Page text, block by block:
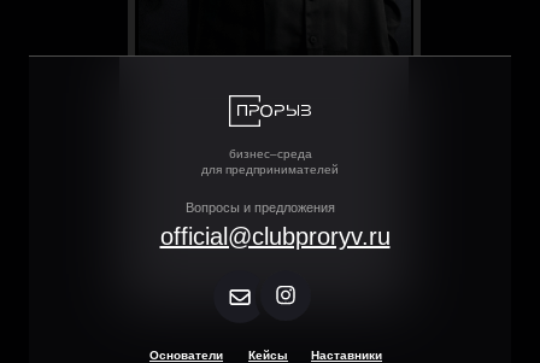
бизнес–среда
для предпринимателей
Основатели Кейсы Наставники
official@clubproryv.ru
Вопросы и предложения